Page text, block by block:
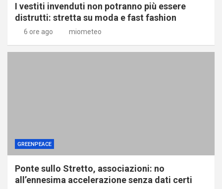
I vestiti invenduti non potranno più essere
distrutti: stretta su moda e fast fashion
6 ore ago miometeo
GREENPEACE
Ponte sullo Stretto, associazioni: no
all’ennesima accelerazione senza dati certi